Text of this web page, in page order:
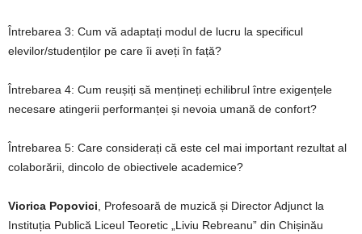
Întrebarea 3: Cum vă adaptați modul de lucru la specificul
elevilor/studenților pe care îi aveți în față?
Întrebarea 4: Cum reușiți să mențineți echilibrul între exigențele
necesare atingerii performanței și nevoia umană de confort?
Întrebarea 5: Care considerați că este cel mai important rezultat al
colaborării, dincolo de obiectivele academice?
Viorica Popovici , Profesoară de muzică și Director Adjunct la
Instituția Publică Liceul Teoretic
Liviu Rebreanu” din Chișinău